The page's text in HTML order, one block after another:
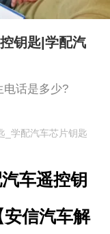
钥匙|学配汽
电话是多少?
_学配汽车芯片钥匙
车遥控钥
信汽车解